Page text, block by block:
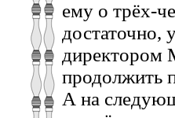
ему о трёх-
достаточно,
директором
продолжить
А на